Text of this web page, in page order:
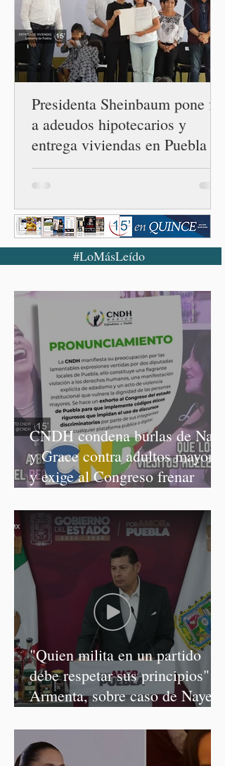
los gobiernos, llegan por
un partido, llegan por otro
— es importante que México
tenga relaciones
diplomáticas con el mu
Presidenta Sheinbaum pone fin
a adeudos hipotecarios y
entrega viviendas en Puebla
#LoMásLeído
CNDH condena burlas de Nay
y Grace contra adultos mayores
y exige al Congreso frenar
"Quien milita en un partido
debe respetar sus principios":
Armenta, sobre caso de Nayeli